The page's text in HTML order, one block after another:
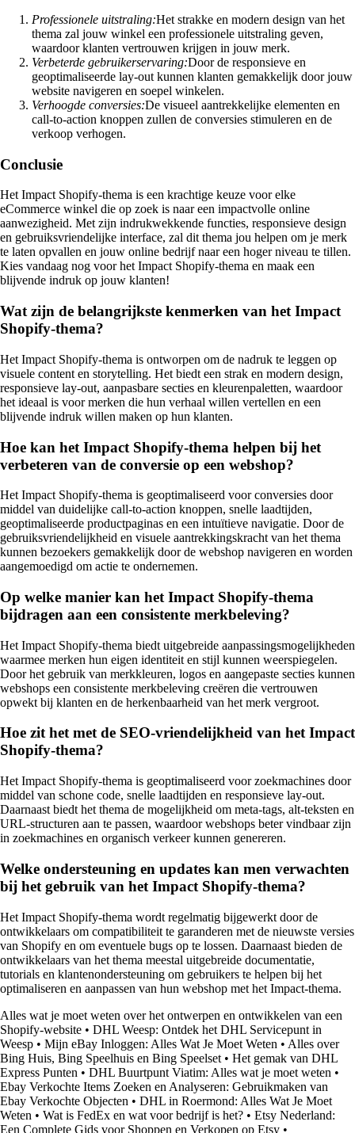
Professionele uitstraling:Het strakke en modern design van het
thema zal jouw winkel een professionele uitstraling geven,
waardoor klanten vertrouwen krijgen in jouw merk.
Verbeterde gebruikerservaring:Door de responsieve en
geoptimaliseerde lay-out kunnen klanten gemakkelijk door jouw
website navigeren en soepel winkelen.
Verhoogde conversies:De visueel aantrekkelijke elementen en
call-to-action knoppen zullen de conversies stimuleren en de
verkoop verhogen.
Conclusie
Het Impact Shopify-thema is een krachtige keuze voor elke
eCommerce winkel die op zoek is naar een impactvolle online
aanwezigheid. Met zijn indrukwekkende functies, responsieve design
en gebruiksvriendelijke interface, zal dit thema jou helpen om je merk
te laten opvallen en jouw online bedrijf naar een hoger niveau te tillen.
Kies vandaag nog voor het Impact Shopify-thema en maak een
blijvende indruk op jouw klanten!
Wat zijn de belangrijkste kenmerken van het Impact
Shopify-thema?
Het Impact Shopify-thema is ontworpen om de nadruk te leggen op
visuele content en storytelling. Het biedt een strak en modern design,
responsieve lay-out, aanpasbare secties en kleurenpaletten, waardoor
het ideaal is voor merken die hun verhaal willen vertellen en een
blijvende indruk willen maken op hun klanten.
Hoe kan het Impact Shopify-thema helpen bij het
verbeteren van de conversie op een webshop?
Het Impact Shopify-thema is geoptimaliseerd voor conversies door
middel van duidelijke call-to-action knoppen, snelle laadtijden,
geoptimaliseerde productpaginas en een intuïtieve navigatie. Door de
gebruiksvriendelijkheid en visuele aantrekkingskracht van het thema
kunnen bezoekers gemakkelijk door de webshop navigeren en worden
aangemoedigd om actie te ondernemen.
Op welke manier kan het Impact Shopify-thema
bijdragen aan een consistente merkbeleving?
Het Impact Shopify-thema biedt uitgebreide aanpassingsmogelijkheden
waarmee merken hun eigen identiteit en stijl kunnen weerspiegelen.
Door het gebruik van merkkleuren, logos en aangepaste secties kunnen
webshops een consistente merkbeleving creëren die vertrouwen
opwekt bij klanten en de herkenbaarheid van het merk vergroot.
Hoe zit het met de SEO-vriendelijkheid van het Impact
Shopify-thema?
Het Impact Shopify-thema is geoptimaliseerd voor zoekmachines door
middel van schone code, snelle laadtijden en responsieve lay-out.
Daarnaast biedt het thema de mogelijkheid om meta-tags, alt-teksten en
URL-structuren aan te passen, waardoor webshops beter vindbaar zijn
in zoekmachines en organisch verkeer kunnen genereren.
Welke ondersteuning en updates kan men verwachten
bij het gebruik van het Impact Shopify-thema?
Het Impact Shopify-thema wordt regelmatig bijgewerkt door de
ontwikkelaars om compatibiliteit te garanderen met de nieuwste versies
van Shopify en om eventuele bugs op te lossen. Daarnaast bieden de
ontwikkelaars van het thema meestal uitgebreide documentatie,
tutorials en klantenondersteuning om gebruikers te helpen bij het
optimaliseren en aanpassen van hun webshop met het Impact-thema.
Alles wat je moet weten over het ontwerpen en ontwikkelen van een
Shopify-website • DHL Weesp: Ontdek het DHL Servicepunt in
Weesp • Mijn eBay Inloggen: Alles Wat Je Moet Weten • Alles over
Bing Huis, Bing Speelhuis en Bing Speelset • Het gemak van DHL
Express Punten • DHL Buurtpunt Viatim: Alles wat je moet weten •
Ebay Verkochte Items Zoeken en Analyseren: Gebruikmaken van
Ebay Verkochte Objecten • DHL in Roermond: Alles Wat Je Moet
Weten • Wat is FedEx en wat voor bedrijf is het? • Etsy Nederland:
Een Complete Gids voor Shoppen en Verkopen op Etsy •